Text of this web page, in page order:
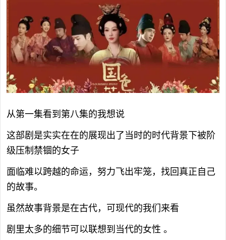
从第一集看到第八集的我想说
这部剧是实实在在的展现出了当时的时代背景下被阶
级压制禁锢的女子
面临难以跨越的命运，努力飞出牢笼，找回真正自己
的故事。
虽然故事背景是在古代，可现代的我们来看
剧里太多的细节可以联想到当代的女性 。